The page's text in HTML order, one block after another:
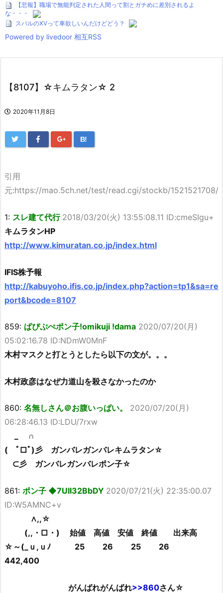
【悲報】職場で無能判定された人間って割とガチめに差別されるよ
な・・・
スバルのXVって車欲しいんだけどどう？
Powered by livedoor 相互RSS
【8107】☆キムラタン☆ 2
2020年11月8日
B!
引用
元:https://mao.5ch.net/test/read.cgi/stockb/1521521708/
1: スレ建て代行 2018/03/20(火) 13:55:08.11 ID:cmeSIgu+
キムラタンHP
http://www.kimuratan.co.jp/index.html
IFIS株予報
http://kabuyoho.ifis.co.jp/index.php?action=tp1&sa=re
port&bcode=8107
859: ぱぴぷぺポン子!omikuji !dama 2020/07/20(月)
05:02:16.78 ID:NDmW0MnF
木村マスクと打とうとしたら以下の文が。。。
木村政彦はなぜ力道山を殺さなかったのか
860: 名無しさん＠お腹いっぱい。
2020/07/20(月)
06:28:46.13 ID:LDU/7rxw
_ ∩
( ﾟ□ﾟ)彡 ガンバレガンバレキムラタン☆
⊂彡 ガンバレガンバレポン子☆
861: ポン子 ◆7UII32BbDY 2020/07/21(火) 22:35:00.07
ID:W5AMNC+v
∧,,☆
(,,・□・) 始値 高値 安値 終値 出来高
☆～(_ｕ,ｕﾉ 25 26 25 26
442,400
がんばれがんばれ>>860さん☆